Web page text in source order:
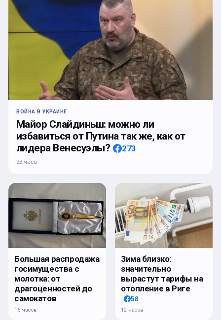
ВОЙНА В УКРАИНЕ
Майор Слайдиньш: можно ли
избавиться от Путина так же, как от
лидера Венесуэлы?
273
23 часа
Большая распродажа
госимущества с
молотка: от
драгоценностей до
самокатов
16 часов
Зима близко:
значительно
вырастут тарифы на
отопление в Риге
58
12 часов